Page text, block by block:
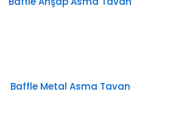
Baffle Metal Asma Tavan